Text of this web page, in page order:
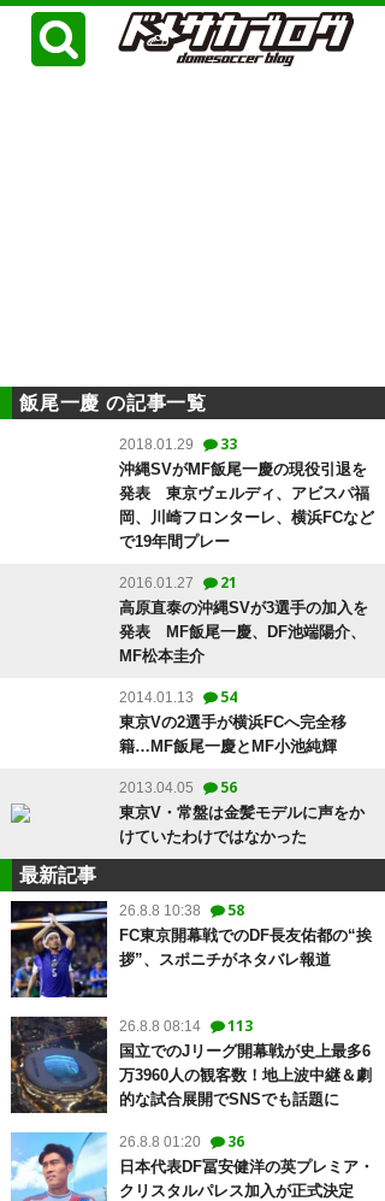
飯尾一慶 の記事一覧
2018.01.29 33
沖縄SVがMF飯尾一慶の現役引退を
発表 東京ヴェルディ、アビスパ福
岡、川崎フロンターレ、横浜FCなど
で19年間プレー
2016.01.27 21
高原直泰の沖縄SVが3選手の加入を
発表 MF飯尾一慶、DF池端陽介、
MF松本圭介
2014.01.13 54
東京Vの2選手が横浜FCへ完全移
籍…MF飯尾一慶とMF小池純輝
2013.04.05 56
東京V・常盤は金髪モデルに声をか
けていたわけではなかった
最新記事
26.8.8 10:38 58
FC東京開幕戦でのDF長友佑都の“挨
拶”、スポニチがネタバレ報道
26.8.8 08:14 113
国立でのJリーグ開幕戦が史上最多6
万3960人の観客数！地上波中継＆劇
的な試合展開でSNSでも話題に
26.8.8 01:20 36
日本代表DF冨安健洋の英プレミア・
クリスタルパレス加入が正式決定